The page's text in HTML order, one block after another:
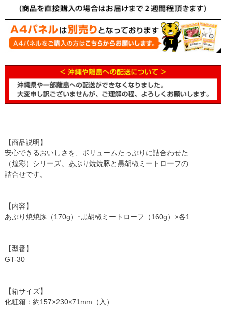
【商品説明】
安心できるおいしさを、ボリュームたっぷりに詰合わせた
（煌彩）シリーズ。あぶり焼焼豚と黒胡椒ミートローフの
詰合せです。
【内容】
あぶり焼焼豚（170g）･黒胡椒ミートローフ（160g）×各1
【型番】
GT-30
【箱サイズ】
化粧箱：約157×230×71mm（入）